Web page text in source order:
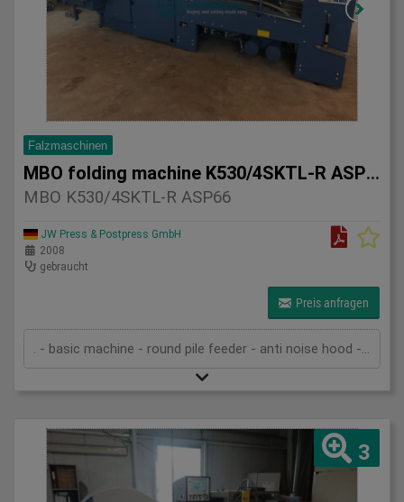
Falzmaschinen
MBO folding machine K530/4SKTL-R ASP66
MBO K530/4SKTL-R ASP66
JW Press & Postpress GmbH
2008
gebraucht
Preis anfragen
. - basic machine - round pile feeder - anti noise hood - 4 automatic buckles - knife & buckle - knife - ASP-66L - technical documentation
3